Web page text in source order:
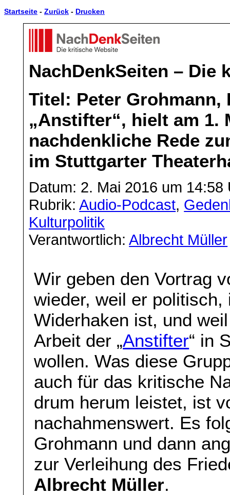
Startseite - Zurück - Drucken
NachDenkSeiten – Die
Titel: Peter
„Anstifter“, hielt am 1.
nachdenkliche Rede
im Stuttgarter
Datum: 2. Mai 2016 um 14:58
Rubrik:Audio-Podcast,
Kulturpolitik
Verantwortlich:Albrecht Müller
Wir geben den Vortrag
wieder, weil er
Widerhaken ist, und
Arbeit der „Anstifter“ in
wollen. Was diese
auch für das kritische
drum herum leistet, ist
nachahmenswert. Es
Grohmann und dann
zur Verleihung des
Albrecht Müller.